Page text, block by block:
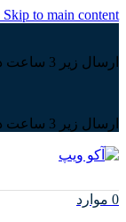
Skip to main content
ارسال زیر 3 ساعت در تهران
ارسال زیر 3 ساعت در تهران
0 موارد